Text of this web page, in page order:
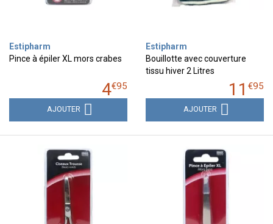
Estipharm
Pince à épiler XL mors crabes
4€95
AJOUTER
Estipharm
Bouillotte avec couverture
tissu hiver 2 Litres
11 €95
AJOUTER